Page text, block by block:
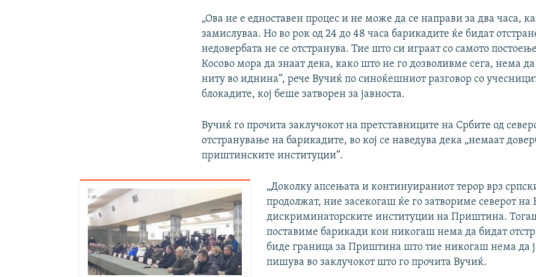
„Ова не е едноставен процес и не може да се направи за два часа,
замислуваа. Но во рок од 24 до 48 часа барикадите ќе бидат
недовербата не се отстранува. Тие што си играат со самото
Косово мора да знаат дека, како што не го дозволивме сега, нема
ниту во иднина“, рече Вучиќ по синоќешниот разговор со
блокадите, кој беше затворен за јавноста.
Вучиќ го прочита заклучокот на претставниците на Србите од
отстранување на барикадите, во кој се наведува дека „немаат
приштинските институции“.
„Доколку апсењата и континуираниот терор врз
продолжат, ние засекогаш ќе го затвориме северот на
дискриминаторските институции на Приштина.
поставиме барикади кои никогаш нема да бидат
биде граница за Приштина што тие никогаш нема да
пишува во заклучокот што го прочита Вучиќ.